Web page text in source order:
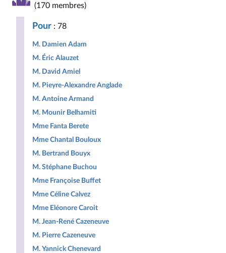
Union
écologique
et
(170 membres)
Pour : 78
M. Damien Adam
M. Éric Alauzet
M. David Amiel
M. Pieyre-Alexandre Anglade
M. Antoine Armand
M. Mounir Belhamiti
Mme Fanta Berete
Mme Chantal Bouloux
M. Bertrand Bouyx
M. Stéphane Buchou
Mme Françoise Buffet
Mme Céline Calvez
Mme Eléonore Caroit
M. Jean-René Cazeneuve
M. Pierre Cazeneuve
M. Yannick Chenevard